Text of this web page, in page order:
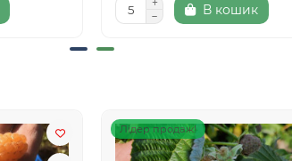
В кошик
Лідер продаж!